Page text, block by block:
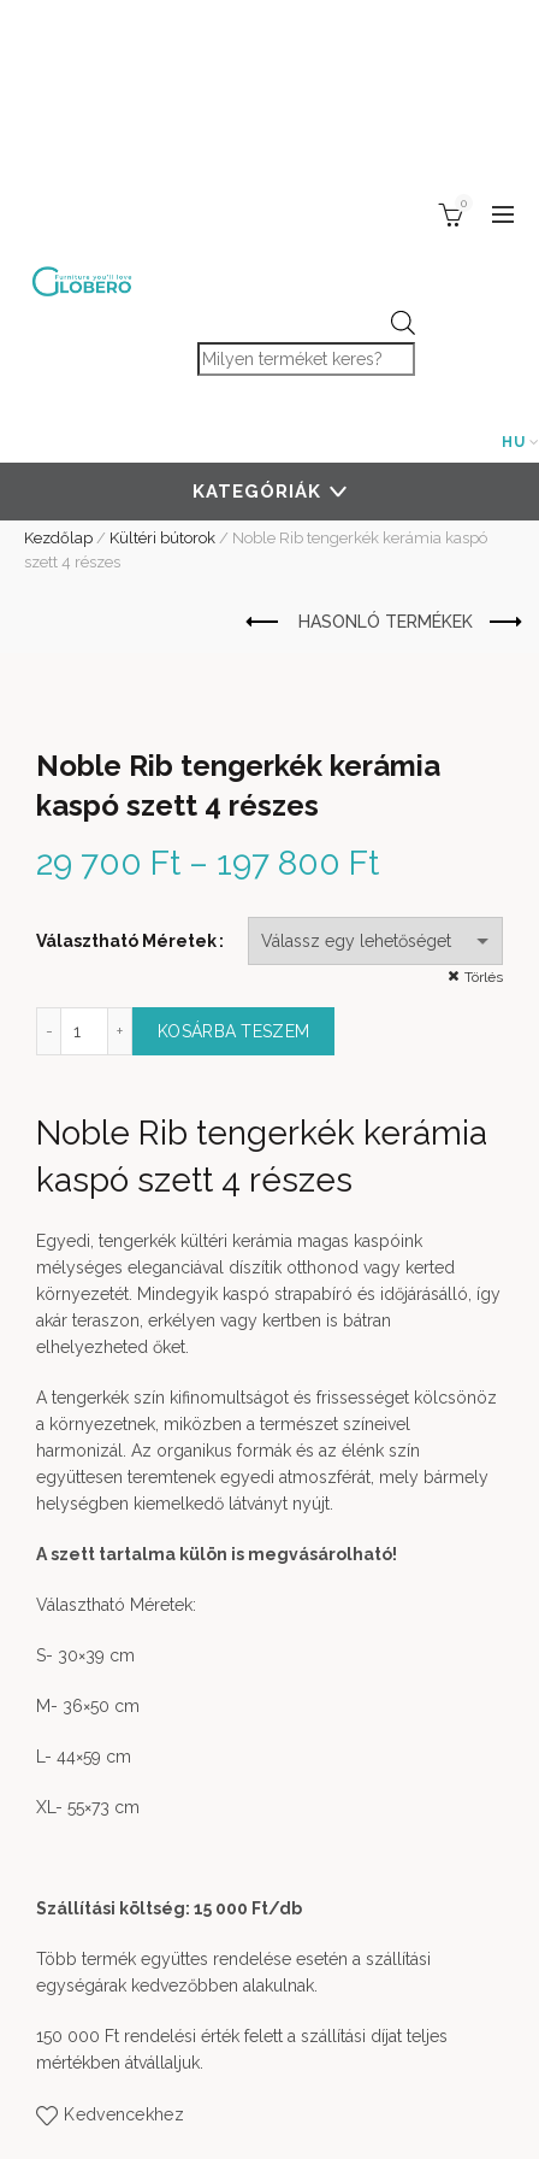
Products search
0
HU
KATEGÓRIÁK
Kezdőlap / Kültéri bútorok / Noble Rib tengerkék kerámia kaspó
szett 4 részes
Noble Rib tengerkék kerámia
kaspó szett 4 részes
29 700 Ft – 197 800 Ft
29 700 Ft
197 800
Választható Méretek
Törlés
kaspó szett 4 részes mennyiség
KOSÁRBA TESZEM
Noble Rib tengerkék kerámia
kaspó szett 4 részes
Egyedi, tengerkék kültéri kerámia magas kaspóink
mélységes eleganciával díszítik otthonod vagy kerted
környezetét. Mindegyik kaspó strapabíró és időjárásálló, így
akár teraszon, erkélyen vagy kertben is bátran
elhelyezheted őket.
A tengerkék szín kifinomultságot és frissességet kölcsönöz
a környezetnek, miközben a természet színeivel
harmonizál. Az organikus formák és az élénk szín
együttesen teremtenek egyedi atmoszférát, mely bármely
helységben kiemelkedő látványt nyújt.
A szett tartalma külön is megvásárolható!
Választható Méretek:
S- 30×39 cm
M- 36×50 cm
L- 44×59 cm
XL- 55×73 cm
Szállítási költség: 15 000 Ft/db
Több termék együttes rendelése esetén a szállítási
egységárak kedvezőbben alakulnak.
150 000 Ft rendelési érték felett a szállítási díjat teljes
mértékben átvállaljuk.
Kedvencekhez